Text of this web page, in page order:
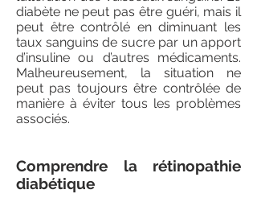
diabète ne peut pas être guéri, mais il
peut être contrôlé en diminuant les
taux sanguins de sucre par un apport
d’insuline ou d’autres médicaments.
Malheureusement, la situation ne
peut pas toujours être contrôlée de
manière à éviter tous les problèmes
associés.
Comprendre la rétinopathie
diabétique